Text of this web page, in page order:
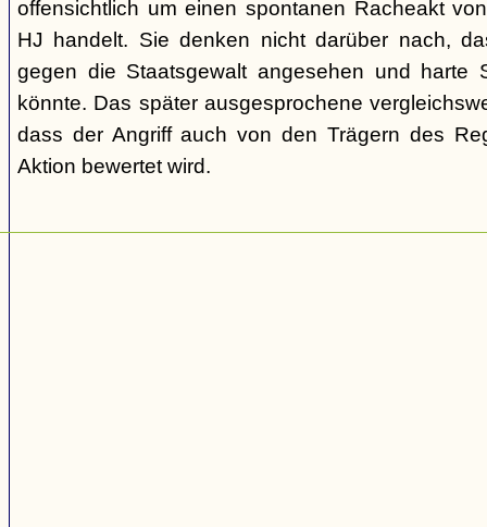
offensichtlich um einen spontanen Racheakt
HJ handelt. Sie denken nicht darüber nach,
gegen die Staatsgewalt angesehen und harte
könnte. Das später ausgesprochene
dass der Angriff auch von den Trägern des
Aktion bewertet wird.